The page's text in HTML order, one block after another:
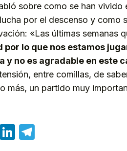
sobre como se han vivido
por el descenso y como
«Las últimas semanas
lo que nos estamos
y no es agradable en este
entre comillas, de
más, un partido muy
CopyLinkedIn